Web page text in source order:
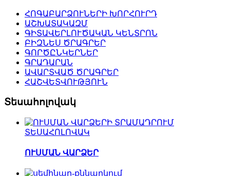
ՀՈԳԱԲԱՐՁՈՒՆԵՐԻ ԽՈՐՀՈՒՐԴ
ԱՇԽԱՏԱԿԱԶՄ
ԳԻՏԱՎԵՐԼՈՒԾԱԿԱՆ ԿԵՆՏՐՈՆ
ԲԻԶՆԵՍ ԾՐԱԳՐԵՐ
ԳՈՐԾԸՆԿԵՐՆԵՐ
ԳՐԱԴԱՐԱՆ
ԱՎԱՐՏՎԱԾ ԾՐԱԳՐԵՐ
ՀԱՇՎԵՏՎՈՒԹՅՈՒՆ
Տեսահոլովակ
ՏԵՍԱՀՈԼՈՎԱԿ
ՈՒՍՄԱՆ ՎԱՐՁԵՐ